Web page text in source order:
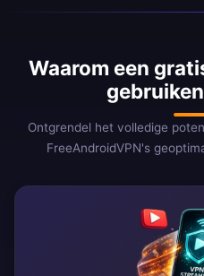
Waarom een
Ontgrendel het volledige
FreeAndroidVPN's